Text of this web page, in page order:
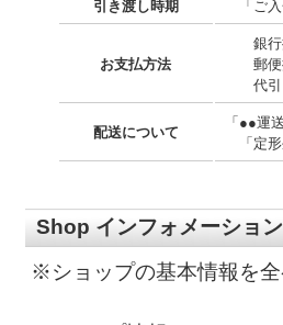
引き渡し時期 「ご入
お支払方法
銀行振
郵便
代引
配送について
「●●運
「定形
Shop インフォメーション
※ショップの基本情報を